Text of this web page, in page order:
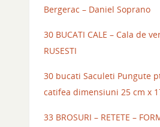
Bergerac – Daniel Soprano
30 BUCATI CALE – Cala de
RUSESTI
30 bucati Saculeti Pungute
catifea dimensiuni 25 cm x
33 BROSURI – RETETE –